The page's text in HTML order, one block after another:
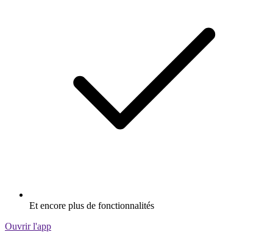
Et encore plus de fonctionnalités
Ouvrir l'app